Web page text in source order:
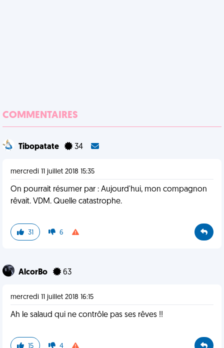
COMMENTAIRES
Tibopatate 34
mercredi 11 juillet 2018 15:35
On pourrait résumer par : Aujourd'hui, mon compagnon
rêvait. VDM. Quelle catastrophe.
31 6
AlcorBo 63
mercredi 11 juillet 2018 16:15
Ah le salaud qui ne contrôle pas ses rêves !!
15 4